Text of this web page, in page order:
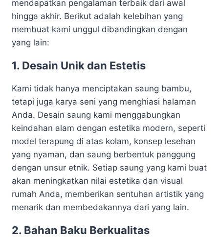
mendapatkan pengalaman terbaik dari awal
hingga akhir. Berikut adalah kelebihan yang
membuat kami unggul dibandingkan dengan
yang lain:
1. Desain Unik dan Estetis
Kami tidak hanya menciptakan saung bambu,
tetapi juga karya seni yang menghiasi halaman
Anda. Desain saung kami menggabungkan
keindahan alam dengan estetika modern, seperti
model terapung di atas kolam, konsep lesehan
yang nyaman, dan saung berbentuk panggung
dengan unsur etnik. Setiap saung yang kami buat
akan meningkatkan nilai estetika dan visual
rumah Anda, memberikan sentuhan artistik yang
menarik dan membedakannya dari yang lain.
2. Bahan Baku Berkualitas